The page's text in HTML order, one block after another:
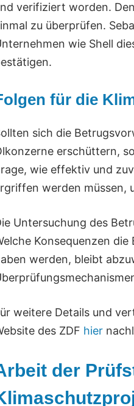
verifiziert worden.
zu überprüfen.
wie Shell
für die
sich die
erschüttern,
wie effektiv und
werden müssen,
Untersuchung des
Konsequenzen
werden, bleibt
weitere Details und
des ZDF hier
der